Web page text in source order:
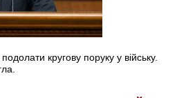
кругову поруку у війську.